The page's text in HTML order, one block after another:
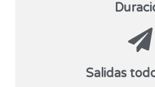
Salidas